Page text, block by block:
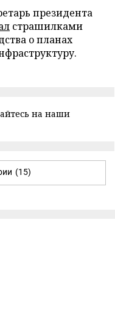
президента
страшилками
о планах
на наши
(15)